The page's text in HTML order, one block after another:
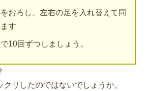
おろし、左右の足を入れ替えて同
す
10回ずつしましょう。
クリしたのではないでしょうか。